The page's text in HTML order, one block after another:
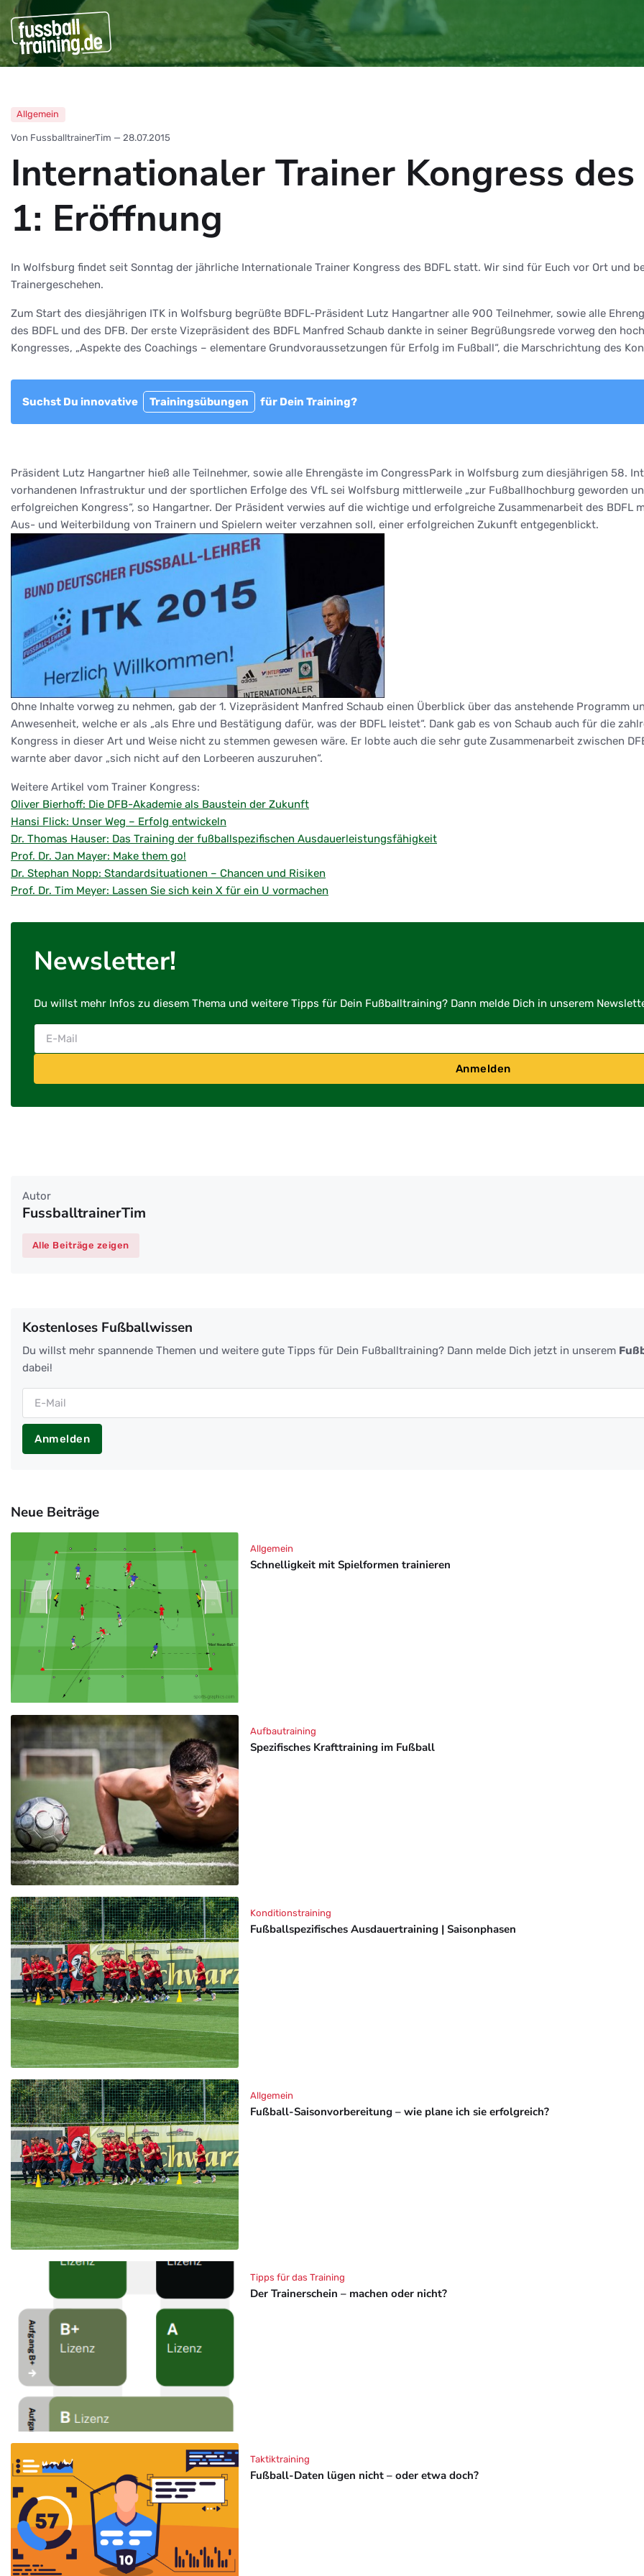
Allgemein
Von FussballtrainerTim — 28.07.2015
Internationaler Trainer Kongress
1: Eröffnung
In Wolfsburg findet seit Sonntag der jährliche Internationale Trainer Kongress des BDFL statt. Wir sind für Euch vor Ort und
Trainergeschehen.
Zum Start des diesjährigen ITK in Wolfsburg begrüßte BDFL-Präsident Lutz Hangartner alle 900 Teilnehmer, sowie alle
des BDFL und des DFB. Der erste Vizepräsident des BDFL Manfred Schaub dankte in seiner Begrüßungsrede vorweg den
Kongresses, „Aspekte des Coachings – elementare Grundvoraussetzungen für Erfolg im Fußball“, die Marschrichtung des
Suchst Du innovative Trainingsübungen für Dein Training?
Präsident Lutz Hangartner hieß alle Teilnehmer, sowie alle Ehrengäste im CongressPark in Wolfsburg zum diesjährigen 58.
vorhandenen Infrastruktur und der sportlichen Erfolge des VfL sei Wolfsburg mittlerweile „zur Fußballhochburg geworden
erfolgreichen Kongress“, so Hangartner. Der Präsident verwies auf die wichtige und erfolgreiche Zusammenarbeit des BDFL
Aus- und Weiterbildung von Trainern und Spielern weiter verzahnen soll, einer erfolgreichen Zukunft entgegenblickt.
Ohne Inhalte vorweg zu nehmen, gab der 1. Vizepräsident Manfred Schaub einen Überblick über das anstehende Programm
Anwesenheit, welche er als „als Ehre und Bestätigung dafür, was der BDFL leistet“. Dank gab es von Schaub auch für die
Kongress in dieser Art und Weise nicht zu stemmen gewesen wäre. Er lobte auch die sehr gute Zusammenarbeit zwischen
warnte aber davor „sich nicht auf den Lorbeeren auszuruhen“.
Weitere Artikel vom Trainer Kongress:
Oliver Bierhoff: Die DFB-Akademie als Baustein der Zukunft
Hansi Flick: Unser Weg – Erfolg entwickeln
Dr. Thomas Hauser: Das Training der fußballspezifischen Ausdauerleistungsfähigkeit
Prof. Dr. Jan Mayer: Make them go!
Dr. Stephan Nopp: Standardsituationen – Chancen und Risiken
Prof. Dr. Tim Meyer: Lassen Sie sich kein X für ein U vormachen
Newsletter!
Du willst mehr Infos zu diesem Thema und weitere Tipps für Dein Fußballtraining? Dann melde Dich in unserem
Anmelden
Autor
FussballtrainerTim
Alle Beiträge zeigen
Kostenloses Fußballwissen
Du willst mehr spannende Themen und weitere gute Tipps für Dein Fußballtraining? Dann melde Dich jetzt in unserem
dabei!
Anmelden
Neue Beiträge
Schnelligkeit mit Spielformen trainieren
Allgemein
Spezifisches Krafttraining im Fußball
Aufbautraining
Fußballspezifisches Ausdauertraining | Saisonphasen
Konditionstraining
Fußball-Saisonvorbereitung – wie plane ich sie erfolgreich?
Allgemein
Der Trainerschein – machen oder nicht?
Tipps für das Training
Fußball-Daten lügen nicht – oder etwa doch?
Taktiktraining